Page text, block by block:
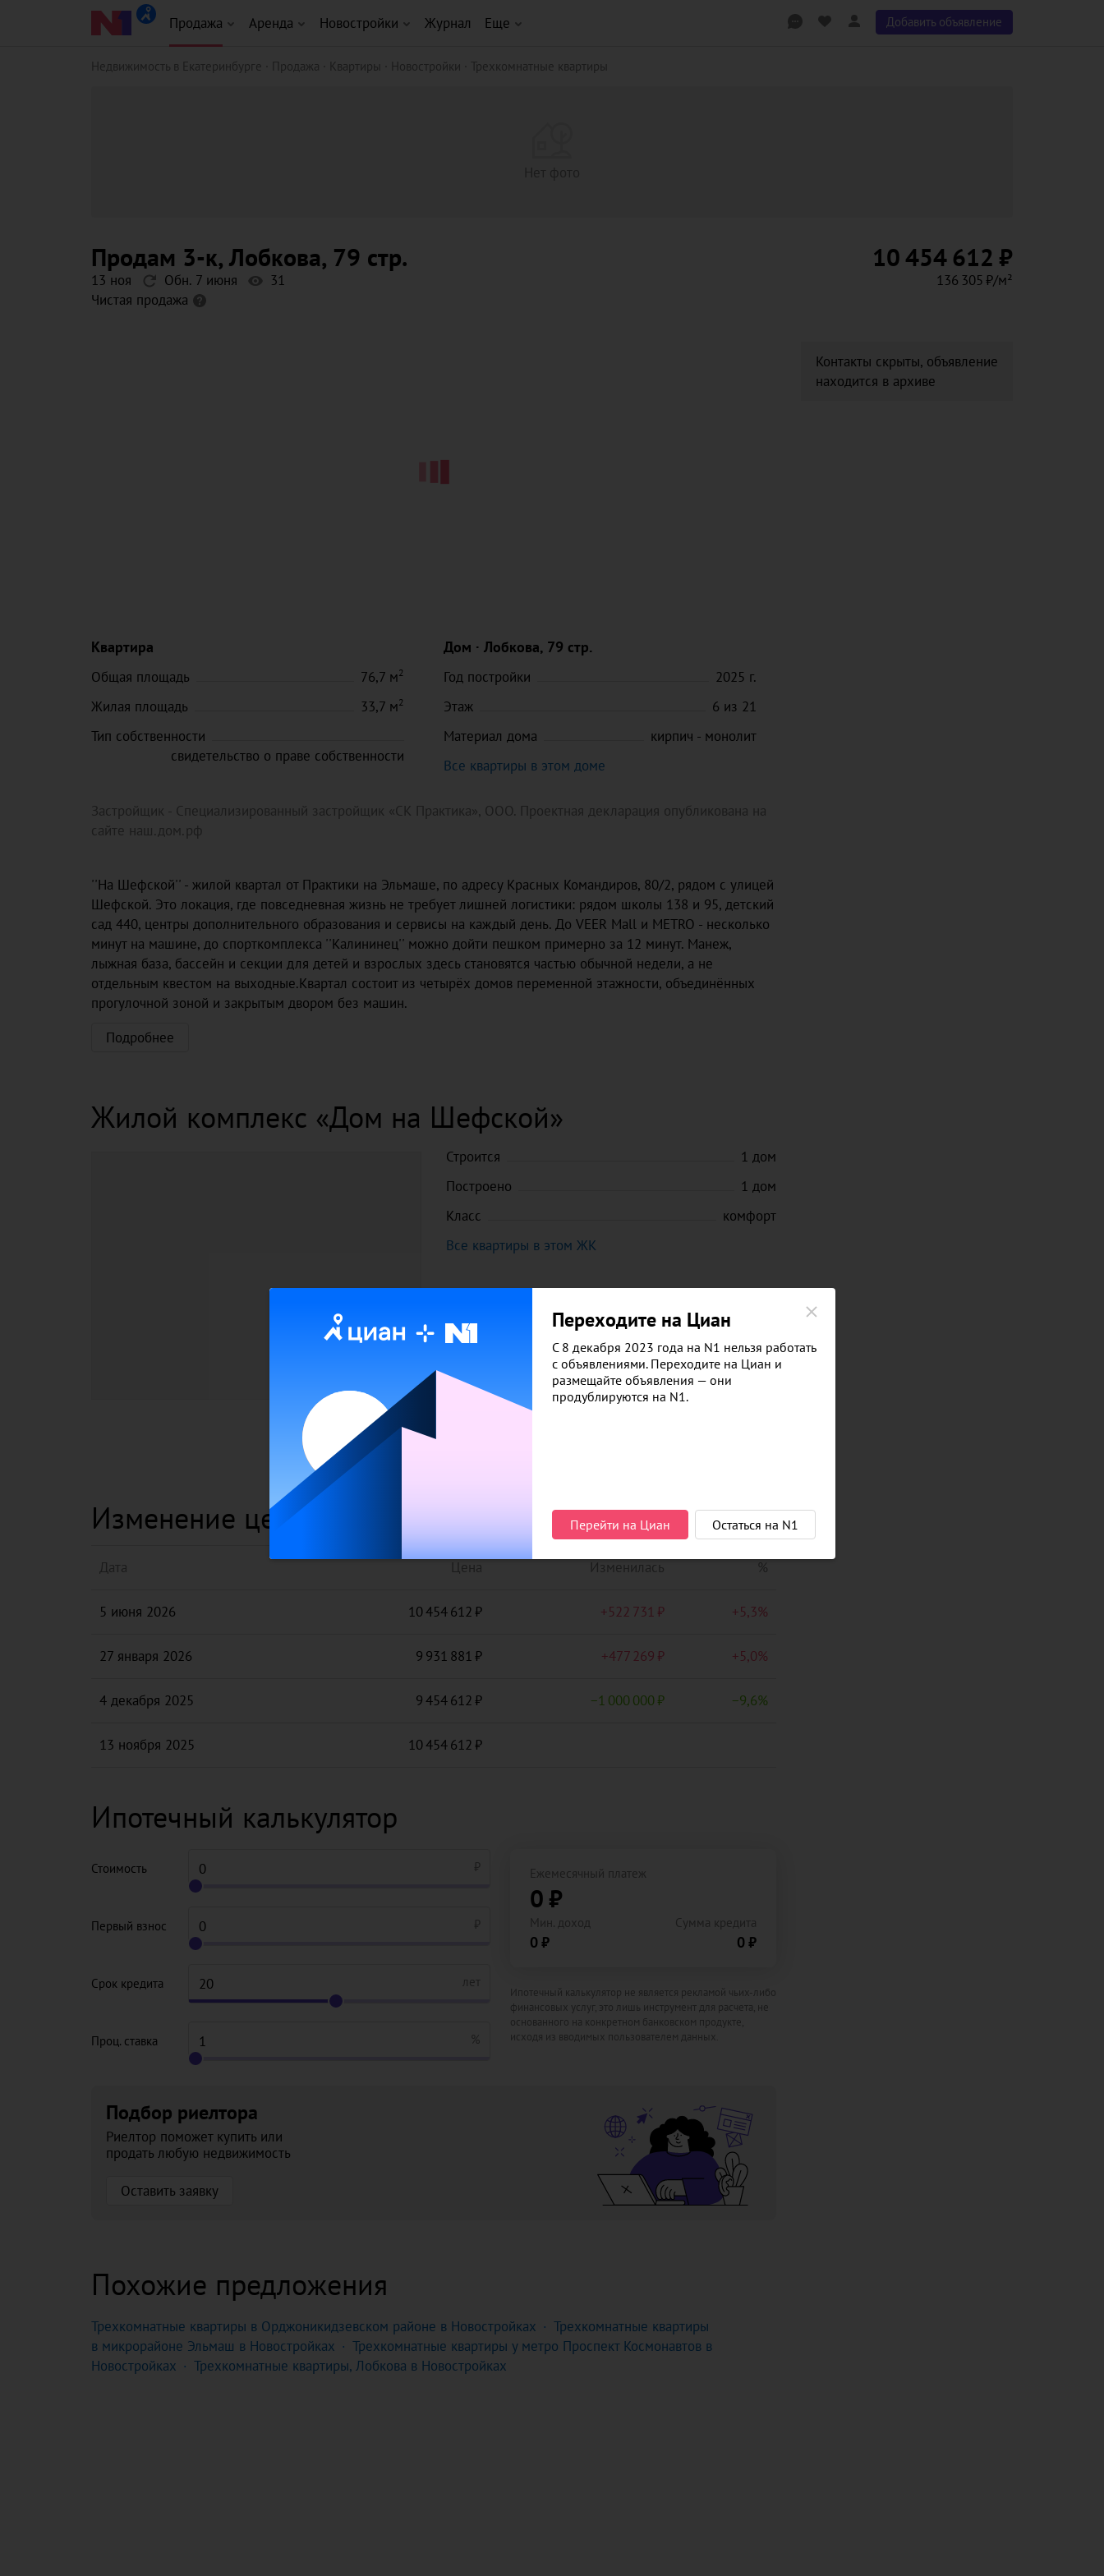
Продажа Аренда Новостройки Журнал Еще Добавить объявление
Недвижимость в Екатеринбурге Продажа Квартиры Новостройки Трехкомнатные квартиры
продам 3-к, Лобкова, 79 стр. 10 454 612 ₽
13 ноя Обн. 7 июня 31
136 305 ₽/м²
Чистая продажа
Квартира
Общая площадь 76,7 м2
Жилая площадь 33,7 м2
Тип собственности
свидетельство о праве собственности
Дом Лобкова, 79 стр.
Год постройки 2025 г.
Этаж
6 из 21
Материал дома
кирпич - монолит
Все квартиры в этом доме
Застройщик - Специализированный застройщик «СК Практика», ООО. Проектная декларация опубликована на
сайте наш.дом.рф
''На Шефской'' - жилой квартал от Практики на Эльмаше, по адресу Красных Командиров, 80/2, рядом с улицей
Шефской. Это локация, где повседневная жизнь не требует лишней логистики: рядом школы 138 и 95, детский
сад 440, центры дополнительного образования и сервисы на каждый день. До VEER Mall и METRO - несколько
минут на машине, до спорткомплекса ''Калининец'' можно дойти пешком примерно за 12 минут. Манеж,
лыжная база, бассейн и секции для детей и взрослых здесь становятся частью обычной недели, а не
отдельным квестом на выходные.Квартал состоит из четырёх домов переменной этажности, объединённых
прогулочной зоной и закрытым двором без машин.
Подробнее
Жилой комплекс «Дом на Шефской»
Строится 1 дом
Построено
1 дом
Класс
комфорт
Все квартиры в этом ЖК
Изменение цены на это объявление
Дата Цена Изменилась %
5 июня 2026 10 454 612 +522 731 +5,3%
27 января 2026 9 931 881 +477 269 +5,0%
4 декабря 2025 9 454 612 −1 000 000 −9,6%
13 ноября 2025 10 454 612
Ипотечный калькулятор
Стоимость ₽
Первый взнос ₽
Срок кредита лет
Проц. ставка %
Ежемесячный платеж
0 ₽
Мин. доход
0 ₽
Сумма кредита
0 ₽
Ипотечный калькулятор не является рекламой чьих-либо
финансовых услуг, это лишь инструмент для расчета, не
основанного на конкретном банковском продукте,
исходя из вводимых пользователем данных.
Подбор риелтора
Риелтор поможет купить или
продать любую недвижимость
Оставить заявку
Контакты скрыты, объявление
находится в архиве
Похожие предложения
Трехкомнатные квартиры в Орджоникидзевском районе в Новостройках
Трехкомнатные квартиры
в микрорайоне Эльмаш в Новостройках
Трехкомнатные квартиры у метро Проспект Космонавтов в
Новостройках
Трехкомнатные квартиры, Лобкова в Новостройках
Переходите на Циан
С 8 декабря 2023 года на N1 нельзя работать
с объявлениями. Переходите на Циан и
размещайте объявления — они
продублируются на N1.
Перейти на Циан Остаться на N1